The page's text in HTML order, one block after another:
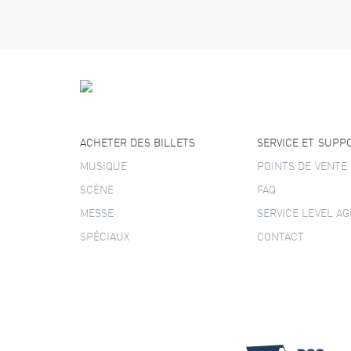
ACHETER DES BILLETS
MUSIQUE
SCÈNE
MESSE
SPÉCIAUX
SERVICE ET
POINTS DE VENTE
FAQ
SERVICE LEVEL
CONTACT